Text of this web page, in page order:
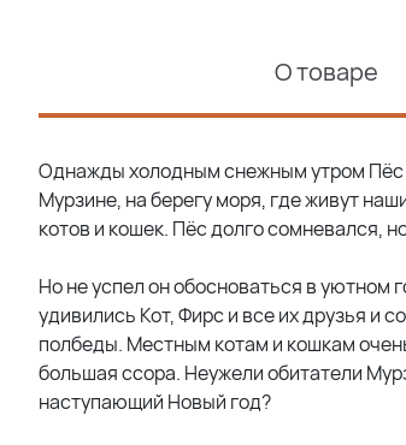
О товаре
Однажды холодным снежным утром Пёс
Мурзине, на берегу моря, где живут
котов и кошек. Пёс долго сомневался,
Но не успел он обосноваться в уютном
удивились Кот, Фирс и все их друзья и
полбеды. Местным котам и кошкам
большая ссора. Неужели обитатели
наступающий Новый год?